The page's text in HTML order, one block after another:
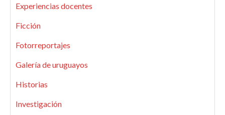
Experiencias docentes
Ficción
Fotorreportajes
Galería de uruguayos
Historias
Investigación